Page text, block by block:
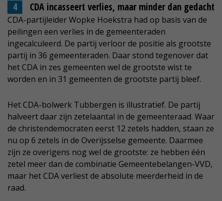
CDA incasseert verlies, maar minder dan gedacht
CDA-partijleider Wopke Hoekstra had op basis van de
peilingen een verlies in de gemeenteraden
ingecalculeerd. De partij verloor de positie als grootste
partij in 36 gemeenteraden. Daar stond tegenover dat
het CDA in zes gemeenten wel de grootste wist te
worden en in 31 gemeenten de grootste partij bleef.
Het CDA-bolwerk Tubbergen is illustratief. De partij
halveert daar zijn zetelaantal in de gemeenteraad. Waar
de christendemocraten eerst 12 zetels hadden, staan ze
nu op 6 zetels in de Overijsselse gemeente. Daarmee
zijn ze overigens nog wel de grootste: ze hebben één
zetel meer dan de combinatie Gemeentebelangen-VVD,
maar het CDA verliest de absolute meerderheid in de
raad.